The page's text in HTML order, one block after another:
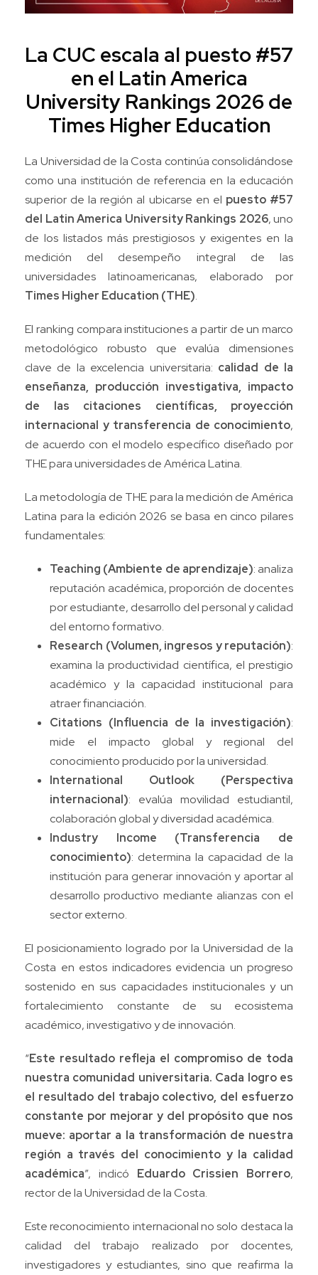
La CUC escala al puesto #57
en el Latin America
University Rankings 2026 de
Times Higher Education
La Universidad de la Costa continúa consolidándose
como una institución de referencia en la educación
superior de la región al ubicarse en el puesto #57
del Latin America University Rankings 2026, uno
de los listados más prestigiosos y exigentes en la
medición del desempeño integral de las
universidades latinoamericanas, elaborado por
Times Higher Education (THE).
El ranking compara instituciones a partir de un marco
metodológico robusto que evalúa dimensiones
clave de la excelencia universitaria: calidad de la
enseñanza, producción investigativa, impacto
de las citaciones científicas, proyección
internacional y transferencia de conocimiento,
de acuerdo con el modelo específico diseñado por
THE para universidades de América Latina.
La metodología de THE para la medición de América
Latina para la edición 2026 se basa en cinco pilares
fundamentales:
Teaching (Ambiente de aprendizaje): analiza
reputación académica, proporción de docentes
por estudiante, desarrollo del personal y calidad
del entorno formativo.
Research (Volumen, ingresos y reputación):
examina la productividad científica, el prestigio
académico y la capacidad institucional para
atraer financiación.
Citations (Influencia de la investigación):
mide el impacto global y regional del
conocimiento producido por la universidad.
International Outlook (Perspectiva
internacional): evalúa movilidad estudiantil,
colaboración global y diversidad académica.
Industry Income (Transferencia de
conocimiento): determina la capacidad de la
institución para generar innovación y aportar al
desarrollo productivo mediante alianzas con el
sector externo.
El posicionamiento logrado por la Universidad de la
Costa en estos indicadores evidencia un progreso
sostenido en sus capacidades institucionales y un
fortalecimiento constante de su ecosistema
académico, investigativo y de innovación.
“Este resultado refleja el compromiso de toda
nuestra comunidad universitaria. Cada logro es
el resultado del trabajo colectivo, del esfuerzo
constante por mejorar y del propósito que nos
mueve: aportar a la transformación de nuestra
región a través del conocimiento y la calidad
académica”, indicó Eduardo Crissien Borrero,
rector de la Universidad de la Costa.
Este reconocimiento internacional no solo destaca la
calidad del trabajo realizado por docentes,
investigadores y estudiantes, sino que reafirma la